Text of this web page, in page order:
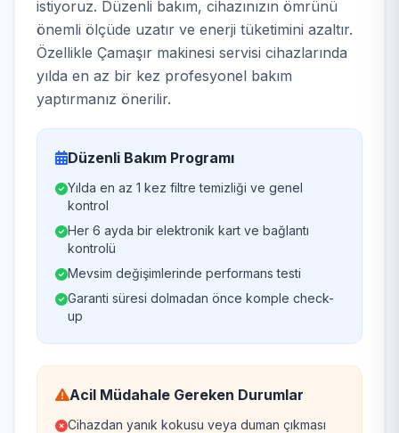
istiyoruz. Düzenli bakım, cihazınızın ömrünü
önemli ölçüde uzatır ve enerji tüketimini azaltır.
Özellikle Çamaşır makinesi servisi cihazlarında
yılda en az bir kez profesyonel bakım
yaptırmanız önerilir.
Düzenli Bakım Programı
Yılda en az 1 kez filtre temizliği ve genel
kontrol
Her 6 ayda bir elektronik kart ve bağlantı
kontrolü
Mevsim değişimlerinde performans testi
Garanti süresi dolmadan önce komple check-
up
Acil Müdahale Gereken Durumlar
Cihazdan yanık kokusu veya duman çıkması